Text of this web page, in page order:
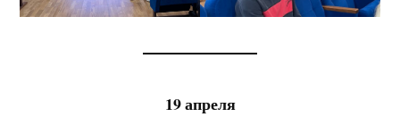
19 апреля